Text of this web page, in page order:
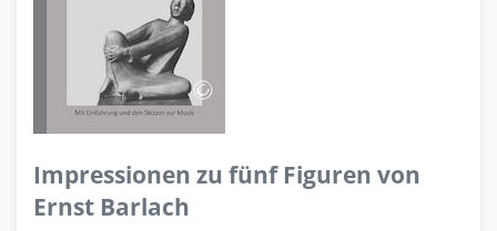
Impressionen zu fünf Figuren von
Ernst Barlach